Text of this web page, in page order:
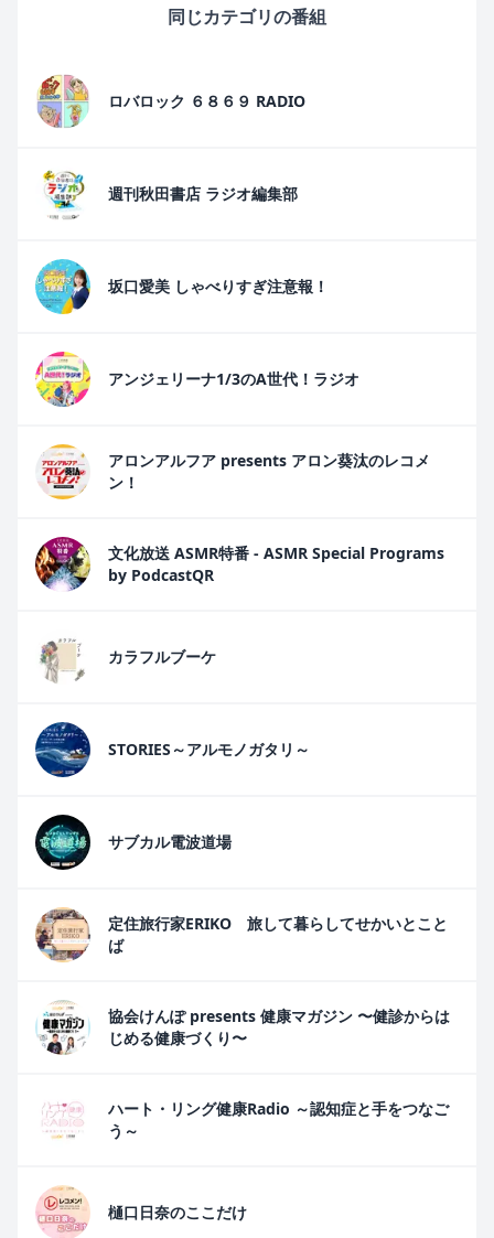
同じカテゴリの番組
ロバロック ６８６９ RADIO
週刊秋田書店 ラジオ編集部
坂口愛美 しゃべりすぎ注意報！
アンジェリーナ1/3のA世代！ラジオ
アロンアルフア presents アロン葵汰のレコメ
ン！
文化放送 ASMR特番 - ASMR Special Programs
by PodcastQR
カラフルブーケ
STORIES～アルモノガタリ～
サブカル電波道場
定住旅行家ERIKO 旅して暮らしてせかいとこと
ば
協会けんぽ presents 健康マガジン 〜健診からは
じめる健康づくり〜
ハート・リング健康Radio ～認知症と手をつなご
う～
樋口日奈のここだけ